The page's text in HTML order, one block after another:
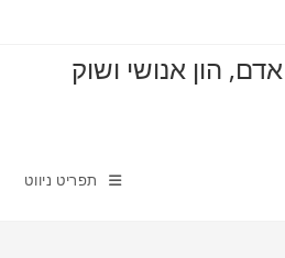
הון אנושי ושוק
תפריט ניווט